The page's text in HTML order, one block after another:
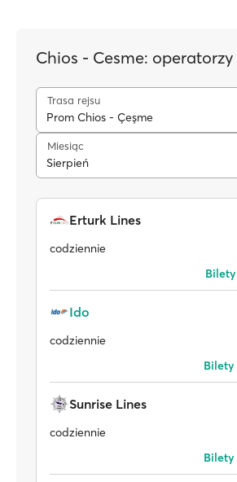
Chios - Cesme:
Trasa rejsu
Prom Chios - Çeşme
Miesiąc
Sierpień
Erturk Lines
codziennie
Ido
codziennie
Bilety
Sunrise Lines
codziennie
Bilety